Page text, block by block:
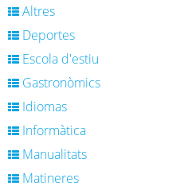
Altres
Deportes
Escola d'estiu
Gastronòmics
Idiomas
Informàtica
Manualitats
Matineres